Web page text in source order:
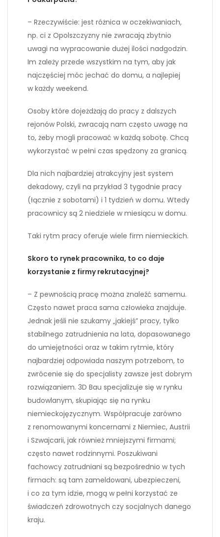
– Rzeczywiście: jest różnica w oczekiwaniach,
np. ci z Opolszczyzny nie zwracają zbytnio
uwagi na wypracowanie dużej ilości nadgodzin.
Im zależy przede wszystkim na tym, aby jak
najczęściej móc jechać do domu, a najlepiej
w każdy weekend.
Osoby które dojeżdżają do pracy z dalszych
rejonów Polski, zwracają nam często uwagę na
to, żeby mogli pracować w każdą sobotę. Chcą
wykorzystać w pełni czas spędzony za granicą.
Dla nich najbardziej atrakcyjny jest system
dekadowy, czyli na przykład 3 tygodnie pracy
(łącznie z sobotami) i 1 tydzień w domu. Wtedy
pracownicy są 2 niedziele w miesiącu w domu.
Taki rytm pracy oferuje wiele firm niemieckich.
Skoro to rynek pracownika, to co daje
korzystanie z firmy rekrutacyjnej?
– Z pewnością pracę można znaleźć samemu.
Często nawet praca sama człowieka znajduje.
Jednak jeśli nie szukamy „jakiejś” pracy, tylko
stabilnego zatrudnienia na lata, dopasowanego
do umiejętności oraz w takim rytmie, który
najbardziej odpowiada naszym potrzebom, to
zwrócenie się do specjalisty zawsze jest dobrym
rozwiązaniem. 3D Bau specjalizuje się w rynku
budowlanym, skupiając się na rynku
niemieckojęzycznym. Współpracuje zarówno
z renomowanymi koncernami z Niemiec, Austrii
i Szwajcarii, jak również mniejszymi firmami;
często nawet rodzinnymi. Poszukiwani
fachowcy zatrudniani są bezpośrednio w tych
firmach: są tam zameldowani, ubezpieczeni,
i co za tym idzie, mogą w pełni korzystać ze
świadczeń zdrowotnych czy socjalnych danego
kraju.